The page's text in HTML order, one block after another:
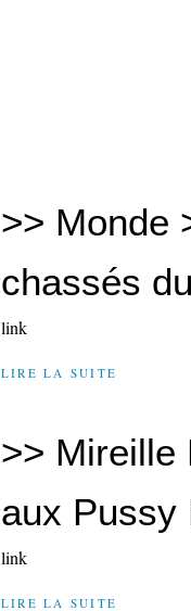
>> Monde
chassés
link
LIRE LA SUITE
>> Mireille
aux Pussy
link
LIRE LA SUITE